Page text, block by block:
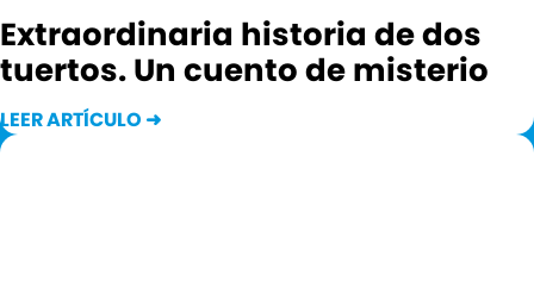
Extraordinaria historia de dos
tuertos. Un cuento de misterio
LEER ARTÍCULO ➜